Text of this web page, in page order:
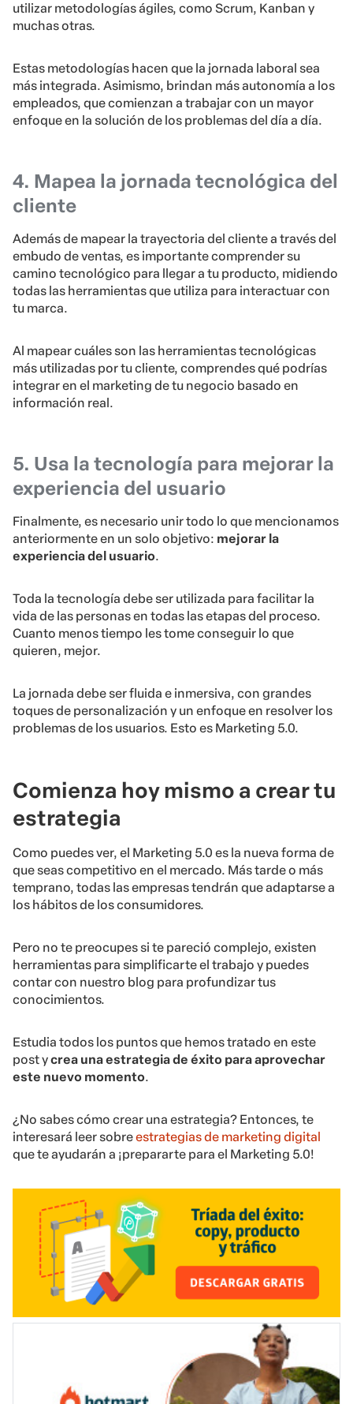
utilizar metodologías ágiles, como Scrum, Kanban y
muchas otras.
Estas metodologías hacen que la jornada laboral sea
más integrada. Asimismo, brindan más autonomía a los
empleados, que comienzan a trabajar con un mayor
enfoque en la solución de los problemas del día a día.
4. Mapea la jornada tecnológica del
cliente
Además de mapear la trayectoria del cliente a través del
embudo de ventas, es importante comprender su
camino tecnológico para llegar a tu producto, midiendo
todas las herramientas que utiliza para interactuar con
tu marca.
Al mapear cuáles son las herramientas tecnológicas
más utilizadas por tu cliente, comprendes qué podrías
integrar en el marketing de tu negocio basado en
información real.
5. Usa la tecnología para mejorar la
experiencia del usuario
Finalmente, es necesario unir todo lo que mencionamos
anteriormente en un solo objetivo: mejorar la
experiencia del usuario.
Toda la tecnología debe ser utilizada para facilitar la
vida de las personas en todas las etapas del proceso.
Cuanto menos tiempo les tome conseguir lo que
quieren, mejor.
La jornada debe ser fluida e inmersiva, con grandes
toques de personalización y un enfoque en resolver los
problemas de los usuarios. Esto es Marketing 5.0.
Comienza hoy mismo a crear tu
estrategia
Como puedes ver, el Marketing 5.0 es la nueva forma de
que seas competitivo en el mercado. Más tarde o más
temprano, todas las empresas tendrán que adaptarse a
los hábitos de los consumidores.
Pero no te preocupes si te pareció complejo, existen
herramientas para simplificarte el trabajo y puedes
contar con nuestro blog para profundizar tus
conocimientos.
Estudia todos los puntos que hemos tratado en este
post ycrea una estrategia de éxito para aprovechar
este nuevo momento.
¿No sabes cómo crear una estrategia? Entonces, te
interesará leer sobreestrategias de marketing digital
que te ayudarán a ¡prepararte para el Marketing 5.0!